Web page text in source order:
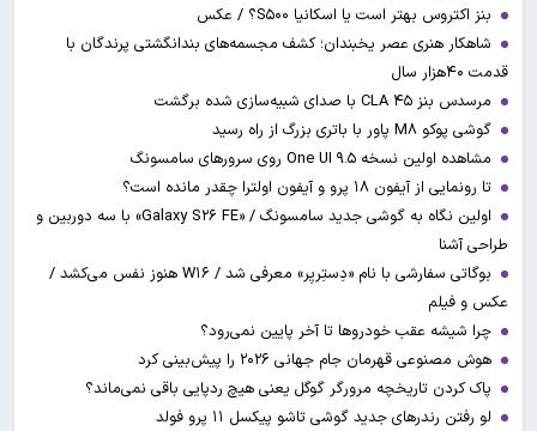
بنز اکتروس بهتر است یا اسکانیا S۵۰۰؟ / عکس
شاهکار هنری عصر یخبندان؛ کشف مجسمه‌های بندانگشتی‌ پرندگان با
قدمت ۴۰هزار سال
مرسدس بنز CLA ۴۵ با صدای شبیه‌سازی شده برگشت
گوشی پوکو M۸ پاور با باتری بزرگ از راه رسید
مشاهده اولین نسخه One UI ۹.۵ روی سرورهای سامسونگ
تا رونمایی از آیفون ۱۸ پرو و آیفون اولترا چقدر مانده است؟
اولین نگاه به گوشی جدید سامسونگ / «Galaxy S۲۶ FE» با سه دوربین و
طراحی آشنا
بوگاتی سفارشی با نام «دِستِریِر» معرفی شد / W۱۶ هنوز نفس می‌کشد /
عکس و فیلم
چرا شیشه عقب خودروها تا آخر پایین نمی‌رود؟
هوش مصنوعی قهرمان جام جهانی ۲۰۲۶ را پیش‌بینی کرد
پاک کردن تاریخچه مرورگر گوگل یعنی هیچ ردپایی باقی نمی‌ماند؟
لو رفتن رندرهای جدید گوشی تاشو پیکسل ۱۱ پرو فولد